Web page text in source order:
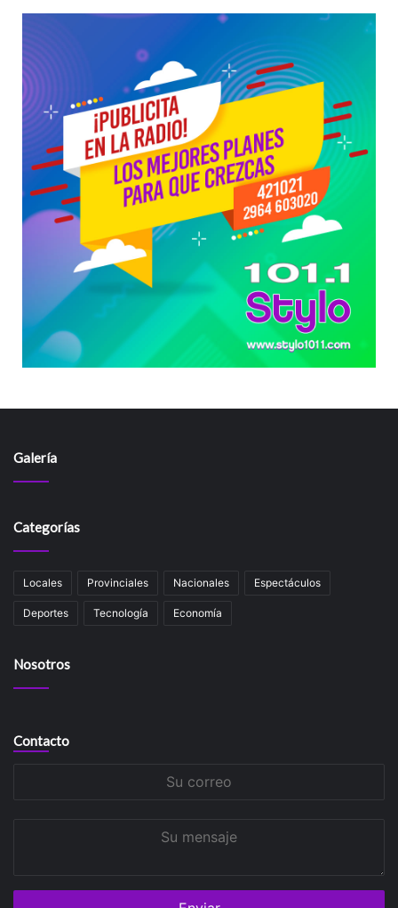
Galería
Categorías
Locales Provinciales Nacionales Espectáculos
Deportes Tecnología Economía
Nosotros
Contacto